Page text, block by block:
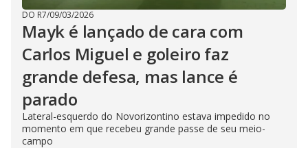
DO R7/09/03/2026
Mayk é lançado de cara com
Carlos Miguel e goleiro faz
grande defesa, mas lance é
parado
Lateral-esquerdo do Novorizontino estava impedido no
momento em que recebeu grande passe de seu meio-
campo